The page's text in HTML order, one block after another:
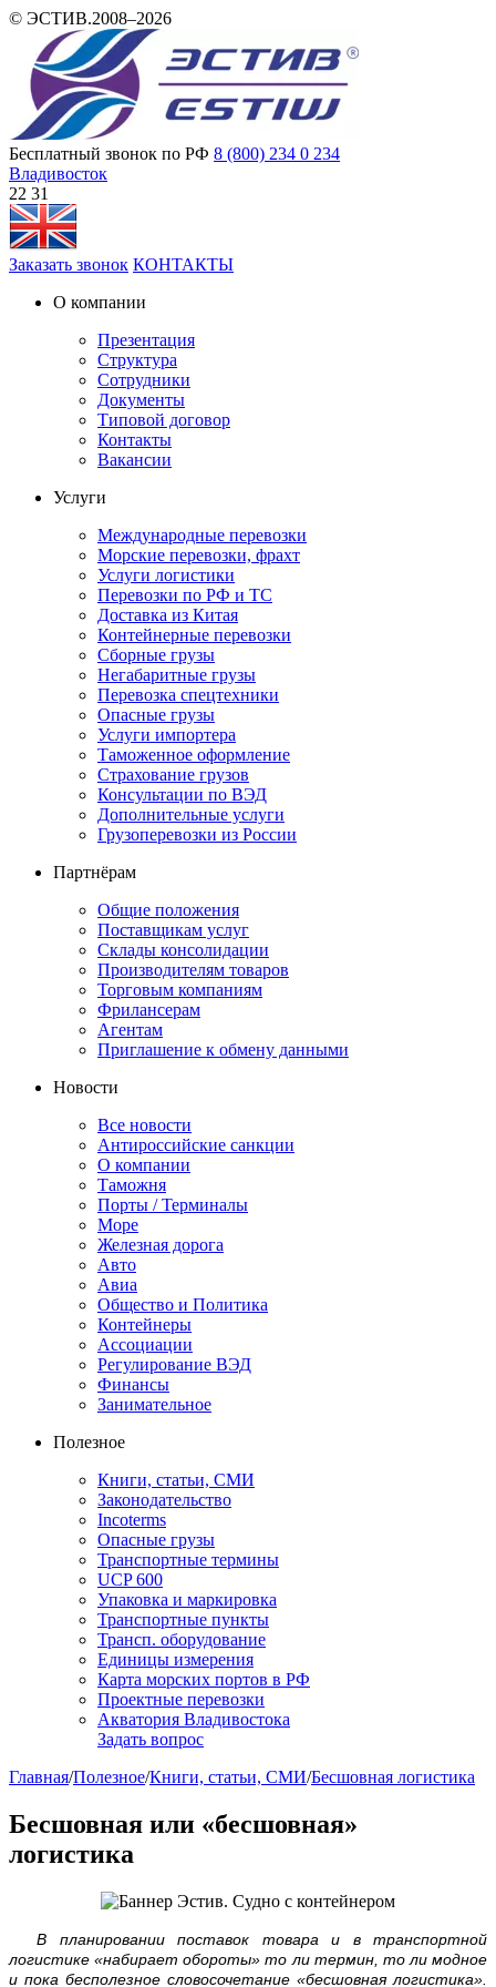
© ЭСТИВ.2008–2026
Бесплатный звонок по РФ 8 (800) 234 0 234
Владивосток
22:31
Заказать звонок КОНТАКТЫ
О компании
Презентация
Структура
Сотрудники
Документы
Типовой договор
Контакты
Вакансии
Услуги
Международные перевозки
Морские перевозки, фрахт
Услуги логистики
Перевозки по РФ и ТС
Доставка из Китая
Контейнерные перевозки
Сборные грузы
Негабаритные грузы
Перевозка спецтехники
Опасные грузы
Услуги импортера
Таможенное оформление
Страхование грузов
Консультации по ВЭД
Дополнительные услуги
Грузоперевозки из России
Партнёрам
Общие положения
Поставщикам услуг
Склады консолидации
Производителям товаров
Торговым компаниям
Фрилансерам
Агентам
Приглашение к обмену данными
Новости
Все новости
Антироссийские санкции
О компании
Таможня
Порты / Терминалы
Море
Железная дорога
Авто
Авиа
Общество и Политика
Контейнеры
Ассоциации
Регулирование ВЭД
Финансы
Занимательное
Полезное
Книги, статьи, СМИ
Законодательство
Incoterms
Опасные грузы
Транспортные термины
UCP 600
Упаковка и маркировка
Транспортные пункты
Трансп. оборудование
Единицы измерения
Карта морских портов в РФ
Проектные перевозки
Акватория Владивостока
Задать вопрос
Главная/Полезное/Книги, статьи, СМИ/Бесшовная логистика
Бесшовная или «бесшовная»
логистика
В планировании поставок товара и в транспортной
логистике «набирает обороты» то ли термин, то ли модное
и пока бесполезное словосочетание «бесшовная логистика».